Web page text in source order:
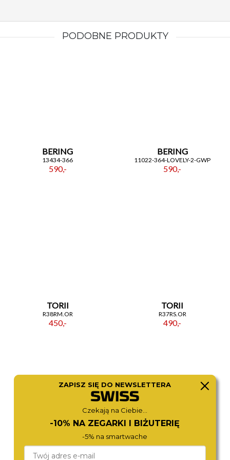
zegarek, który odzwierciedla twój wyjątkowy styl!
PODOBNE PRODUKTY
BERING
13434-366
590,-
BERING
11022-364-LOVELY-2-GWP
590,-
TORII
R38RM.OR
450,-
TORII
R37RS.OR
490,-
ZAPISZ SIĘ DO NEWSLETTERA
Czekają na Ciebie...
-10% NA ZEGARKI I BIŻUTERIĘ
-5% na smartwache